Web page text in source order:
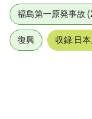
福島第一原発事故
復興 収録:日